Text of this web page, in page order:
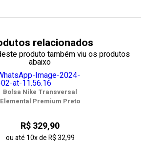
relacionados
produto também viu os produtos
abaixo
Bolsa Nike Transversal
Elemental Premium Preto
R$ 329,90
ou até 10xdeR$ 32,99